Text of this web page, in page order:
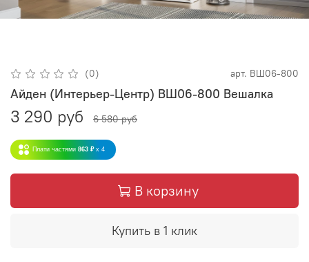
(0) арт. ВШ06-800
Айден (Интерьер-Центр) ВШ06-800 Вешалка
3 290 руб 6 580 руб
Плати частями 863 ₽ x 4
В корзину
Купить в 1 клик